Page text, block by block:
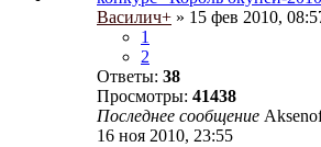
Василич+ » 15 фев 2010,
1
2
Ответы: 38
Просмотры: 41438
Последнее сообщение
16 ноя 2010, 23:55